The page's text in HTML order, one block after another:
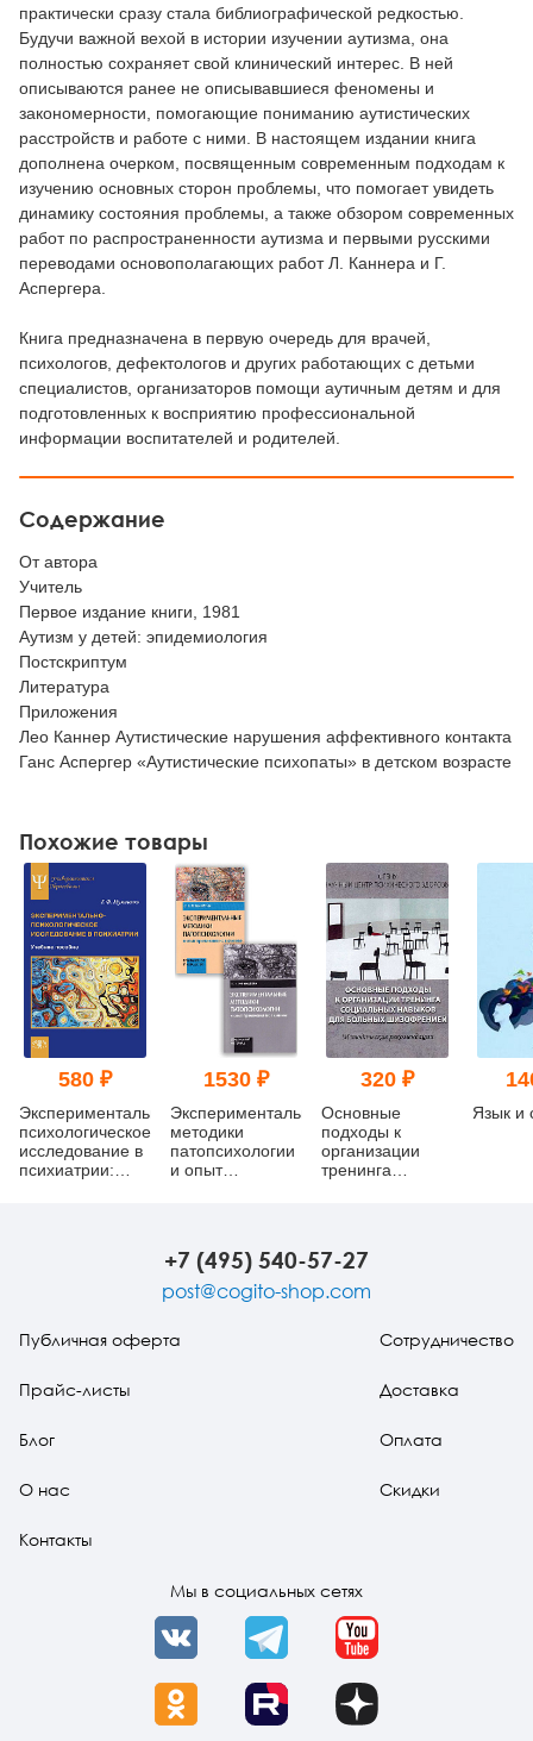
практически сразу стала библиографической редкостью.
Будучи важной вехой в истории изучении аутизма, она
полностью сохраняет свой клинический интерес. В ней
описываются ранее не описывавшиеся феномены и
закономерности, помогающие пониманию аутистических
расстройств и работе с ними. В настоящем издании книга
дополнена очерком, посвященным современным подходам к
изучению основных сторон проблемы, что помогает увидеть
динамику состояния проблемы, а также обзором современных
работ по распространенности аутизма и первыми русскими
переводами основополагающих работ Л. Каннера и Г.
Аспергера.
Книга предназначена в первую очередь для врачей,
психологов, дефектологов и других работающих с детьми
специалистов, организаторов помощи аутичным детям и для
подготовленных к восприятию профессиональной
информации воспитателей и родителей.
Содержание
От автора
Учитель
Первое издание книги, 1981
Аутизм у детей: эпидемиология
Постскриптум
Литература
Приложения
Лео Каннер Аутистические нарушения аффективного контакта
Ганс Аспергер «Аутистические психопаты» в детском возрасте
Похожие товары
580 ₽
Экспериментально-
психологическое
исследование в
психиатрии:
1530 ₽
Экспериментальные
методики
патопсихологии
и опыт
руководство +
Стимульный
материал
320 ₽
Основные
подходы к
организации
тренинга
Язык и
+7 (495) 540-57-27
post@cogito-shop.com
Публичная оферта
Прайс-листы
Блог
О нас
Контакты
Сотрудничество
Доставка
Оплата
Скидки
Мы в социальных сетях
VK Telegram YouTube
OK Rutube Dzen